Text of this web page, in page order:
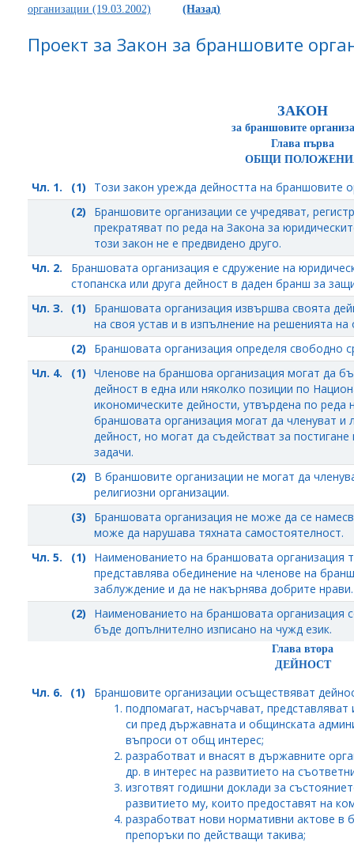
организации (19.03.2002)
(Назад)
Проект за Закон за браншовите
ЗАКОН
за браншовите
Глава първа
ОБЩИ
Чл. 1. (1)
Този закон урежда дейността на браншовите
(2)
Браншовите организации се учредяват,
прекратяват по реда на Закона за
този закон не е предвидено друго.
Чл. 2.
Браншовата организация е сдружение на
стопанска или друга дейност в даден бранш за
Чл. З.
(1)
Браншовата организация извършва своята
на своя устав и в изпълнение на решенията на
(2)
Браншовата организация определя свободно
Чл. 4.
(1) Членове на браншова организация могат да
дейност в една или няколко позиции по
икономическите дейности, утвърдена по реда
браншовата организация могат да членуват и
дейност, но могат да съдействат за
задачи.
(2)
В браншовите организации не могат да
религиозни организации.
(3)
Браншовата организация не може да се
може да нарушава тяхната самостоятелност.
Чл. 5.
(1)
Наименованието на браншовата организация
представлява обединение на членове на
заблуждение и да не накърнява добрите нрави.
(2)
Наименованието на браншовата организация
бъде допълнително изписано на чужд език.
Глава втора
ДЕЙНОСТ
Чл. 6. (1)
Браншовите организации осъществяват
подпомагат, насърчават,
си пред държавната и общинската
въпроси от общ интерес;
разработват и внасят в държавните
др. в интерес на развитието на
изготвят годишни доклади за
развитието му, които предоставят на
разработват нови нормативни актове в
препоръки по действащи такива;